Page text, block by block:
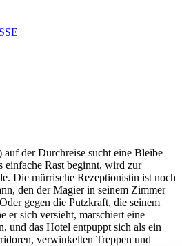
der Durchreise sucht eine Bleibe
einfache Rast beginnt, wird zur
Die mürrische Rezeptionistin ist noch
den der Magier in seinem Zimmer
gegen die Putzkraft, die seinem
er sich versieht, marschiert eine
und das Hotel entpuppt sich als ein
verwinkelten Treppen und